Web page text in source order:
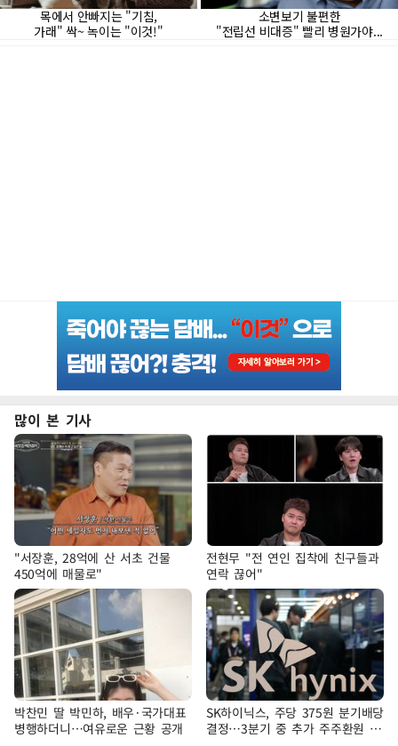
많이 본 기사
"서장훈, 28억에 산 서초 건물
450억에 매물로"
전현무 "전 연인 집착에 친구들과
연락 끊어"
박찬민 딸 박민하, 배우·국가대표
병행하더니…여유로운 근황 공개
SK하이닉스, 주당 375원 분기배당
결정…3분기 중 추가 주주환원 발